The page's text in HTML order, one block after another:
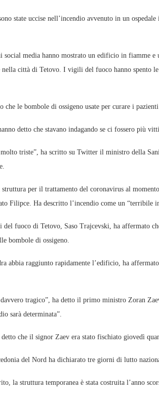
state uccise nell’incendio avvenuto in un
media hanno mostrato un edificio in fiamme e
nella città di Tetovo. I vigili del fuoco hanno spento
che le bombole di ossigeno usate per curare i
detto che stavano indagando se ci fossero più
triste”, ha scritto su Twitter il ministro della
per il trattamento del coronavirus al
Filipce. Ha descritto l’incendio come un “terribile
fuoco di Tetovo, Saso Trajcevski, ha affermato
bombole di ossigeno.
abbia raggiunto rapidamente l’edificio, ha
davvero tragico”, ha detto il primo ministro Zoran
sarà determinata”.
che il signor Zaev era stato fischiato giovedì
del Nord ha dichiarato tre giorni di lutto
la struttura temporanea è stata costruita l’anno